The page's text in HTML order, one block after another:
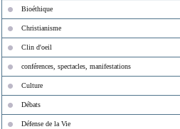
Bioéthique
Christianisme
Clin d'oeil
conférences, spectacles, manifestations
Culture
Débats
Défense de la Vie